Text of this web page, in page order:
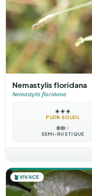
Nemastylis floridana
Nemastylis floridana
☀️☀️☀️
PLEIN SOLEIL
❄️❄️❄️
SEMI-RUSTIQUE
🪴 VIVACE